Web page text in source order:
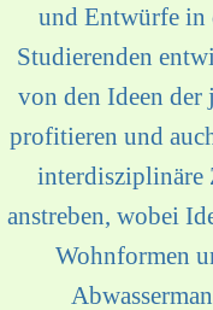
und Entwürfe in
Studierenden
von den Ideen der
profitieren und
interdisziplinäre
anstreben, wobei
Wohnformen